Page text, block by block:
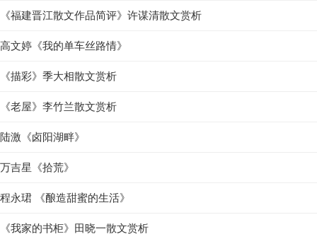
《福建晋江散文作品简评》许谋清散文赏析
高文婷《我的单车丝路情》
《描彩》季大相散文赏析
《老屋》李竹兰散文赏析
陆激《卤阳湖畔》
万吉星《拾荒》
程永珺 《酿造甜蜜的生活》
《我家的书柜》田晓一散文赏析